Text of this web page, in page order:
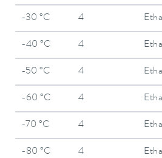
-30 °C 4
-40 °C 4
-50 °C 4
-60 °C 4
-70 °C 4
-80 °C 4